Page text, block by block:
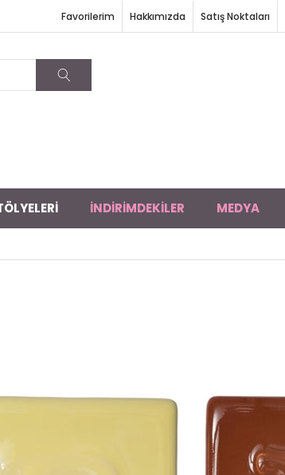
Hakkımızda Satış Noktaları
Favorilerim
İNDİRİMDEKİLER MEDYA